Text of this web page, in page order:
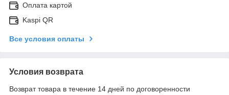
Оплата картой
Kaspi QR
Все условия оплаты
Условия возврата
Возврат товара в течение 14 дней по договоренности